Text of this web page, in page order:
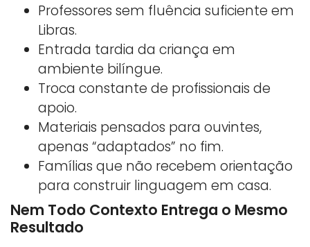
Professores sem fluência suficiente em
Libras.
Entrada tardia da criança em
ambiente bilíngue.
Troca constante de profissionais de
apoio.
Materiais pensados para ouvintes,
apenas “adaptados” no fim.
Famílias que não recebem orientação
para construir linguagem em casa.
Nem Todo Contexto Entrega o Mesmo
Resultado